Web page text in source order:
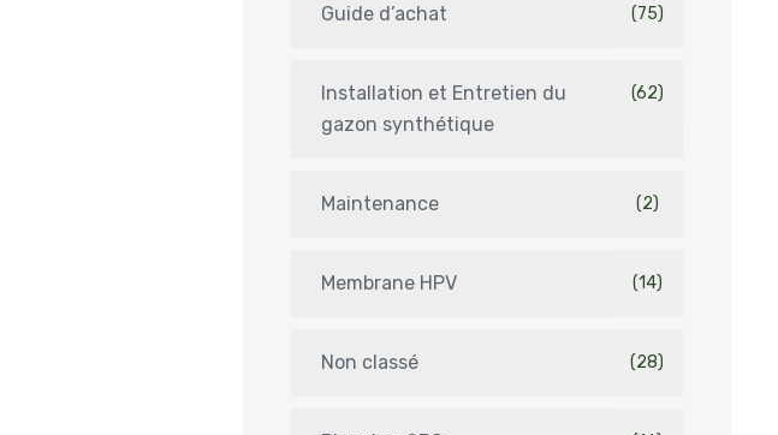
Guide d’achat (75)
Installation et Entretien du
gazon synthétique
(62)
Maintenance (2)
Membrane HPV (14)
Non classé (28)